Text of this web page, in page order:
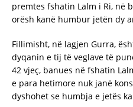
premtes fshatin Lalm i Ri, në
orësh kanë humbur jetën dy
Fillimisht, në lagjen Gurra,
dyqanin e tij të veglave të
42 vjeç, banues në fshatin
e para hetimore nuk janë
dyshohet se humbja e jetës